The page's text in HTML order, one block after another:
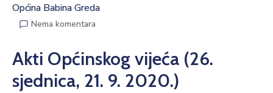
Općina Babina Greda
Nema komentara
Akti Općinskog vijeća (26.
sjednica, 21. 9. 2020.)